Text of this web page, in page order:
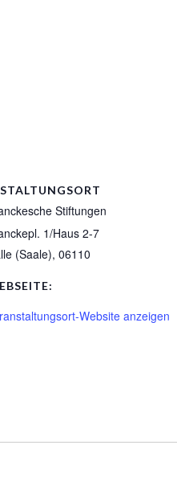
Stiftungen
1/Haus 2-7
(Saale), 06110
Website anzeigen